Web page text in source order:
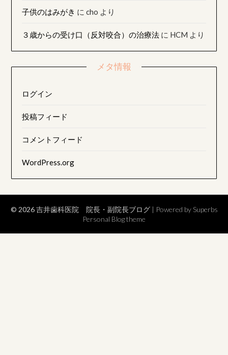
子供のはみがき にcho より
３歳からの受け口（反対咬合）の治療法 に HCM より
メタ情報
ログイン
投稿フィード
コメントフィード
WordPress.org
© 2026 吉井歯科医院 院長・副院長ブログ | Powered by Superbs
Personal Blog theme